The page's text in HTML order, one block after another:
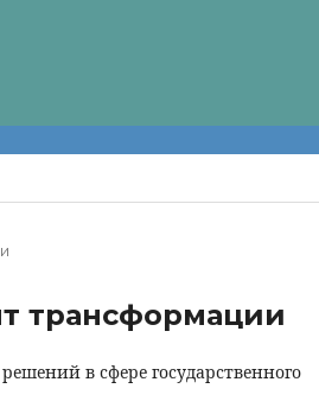
трансформации
в сфере государственного